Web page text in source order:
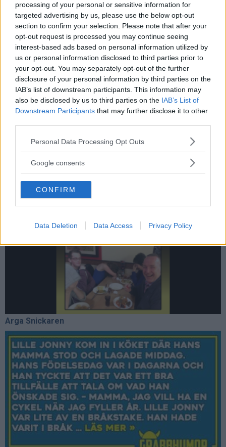
processing of your personal or sensitive information for
targeted advertising by us, please use the below opt-out
section to confirm your selection. Please note that after your
opt-out request is processed you may continue seeing
interest-based ads based on personal information utilized by
us or personal information disclosed to third parties prior to
your opt-out. You may separately opt-out of the further
disclosure of your personal information by third parties on the
IAB’s list of downstream participants. This information may
also be disclosed by us to third parties on the IAB’s List of
Downstream Participants that may further disclose it to other
Please note that this website/app uses one or more Google
not limited to your visit or usage behaviour. You may click to
use your data for below specified purposes in below Google
consent section.
Personal Data Processing Opt Outs
Google consents
CONFIRM
Data Deletion Data Access Privacy Policy
Nu har jag bestämt mig...
En lastbilschaufför är ute på en långkörning och p...
Arga Snickaren